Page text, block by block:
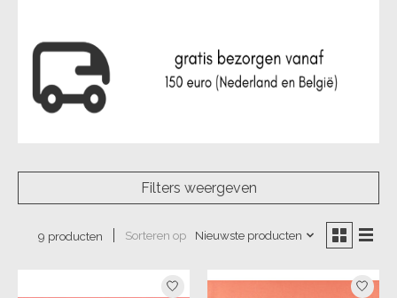
Filters weergeven
9 producten Sorteren op Nieuwste producten